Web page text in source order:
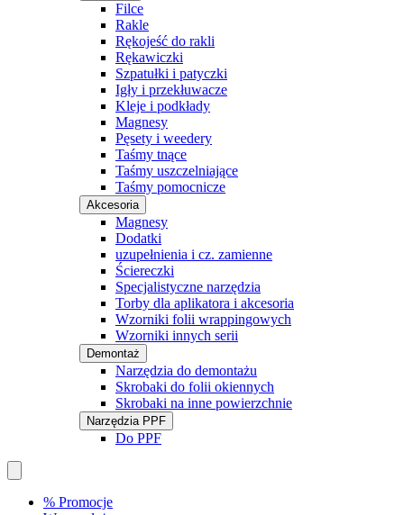
Filce
Rakle
Rękojeść do rakli
Rękawiczki
Szpatułki i patyczki
Igły i przekłuwacze
Kleje i podkłady
Magnesy
Pęsety i weedery
Taśmy tnące
Taśmy uszczelniające
Taśmy pomocnicze
Akcesoria
Magnesy
Dodatki
uzupełnienia i cz. zamienne
Ściereczki
Specjalistyczne narzędzia
Torby dla aplikatora i akcesoria
Wzorniki folii wrappingowych
Wzorniki innych serii
Demontaż
Narzędzia do demontażu
Skrobaki do folii okiennych
Skrobaki na inne powierzchnie
Narzędzia PPF
Do PPF
% Promocje